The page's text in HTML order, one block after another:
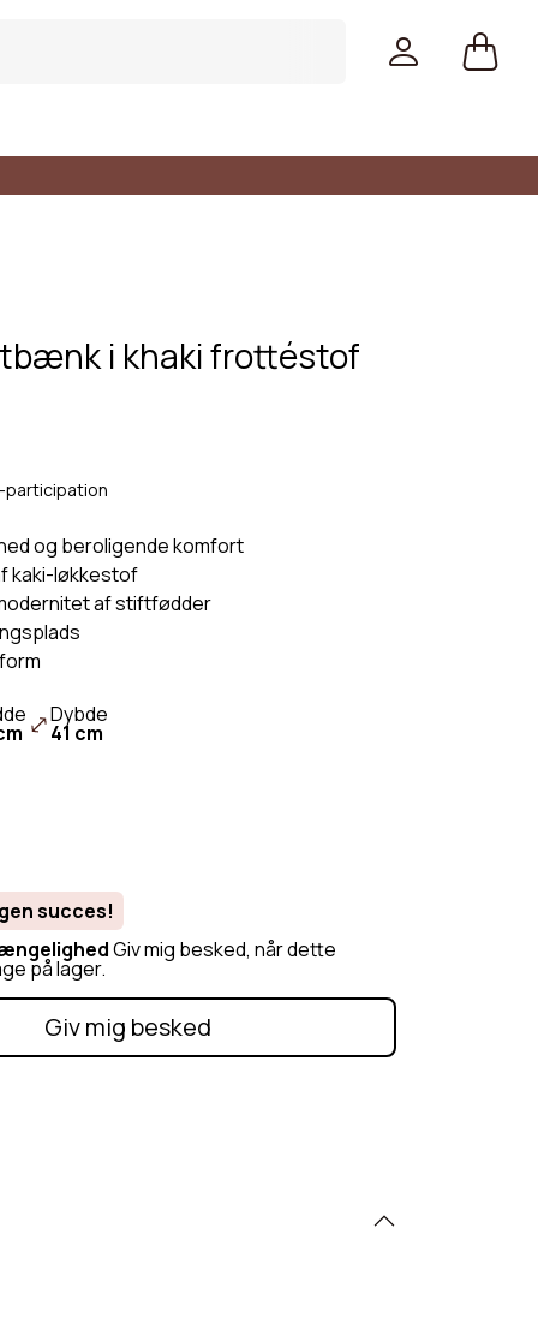
stof
Sofa Beige
Sofa Grå
i khaki frottéstof
participation
og beroligende komfort
kaki-løkkestof
af stiftfødder
Dybde
41 cm
succes!
Giv mig besked, når dette
på lager.
Giv mig besked